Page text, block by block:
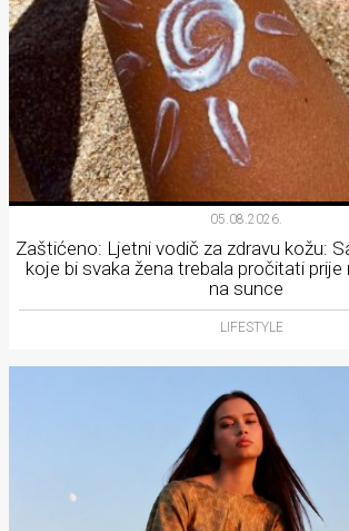
05.08.2026.
Zaštićeno: Ljetni vodič za zdravu kožu:
koje bi svaka žena trebala pročitati
na sunce
LIFESTYLE